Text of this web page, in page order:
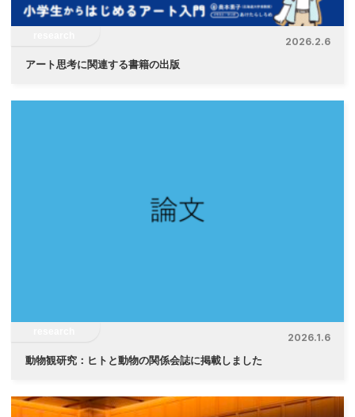
2026.2.6
アート思考に関連する書籍の出版
2026.1.6
動物観研究：ヒトと動物の関係会誌に掲載しました